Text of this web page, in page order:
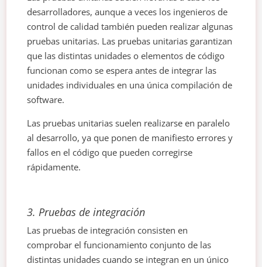
desarrolladores, aunque a veces los ingenieros de
control de calidad también pueden realizar algunas
pruebas unitarias. Las pruebas unitarias garantizan
que las distintas unidades o elementos de código
funcionan como se espera antes de integrar las
unidades individuales en una única compilación de
software.
Las pruebas unitarias suelen realizarse en paralelo
al desarrollo, ya que ponen de manifiesto errores y
fallos en el código que pueden corregirse
rápidamente.
3.Pruebas de integración
Las pruebas de integración consisten en
comprobar el funcionamiento conjunto de las
distintas unidades cuando se integran en un único